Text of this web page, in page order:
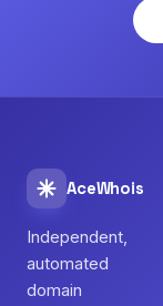
AceWhois
Independent,
automated
domain